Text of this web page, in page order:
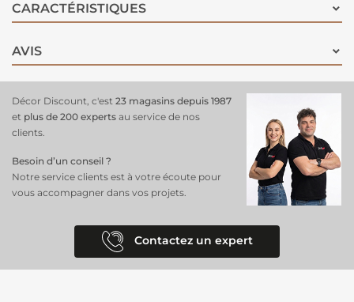
de table à tapisser, la colle se met directement sur le mur.
CARACTÉRISTIQUES
AVIS
Décor Discount, c'est 23 magasins depuis 1987
et plus de 200 experts au service de nos
clients.
Besoin d’un conseil ?
Notre service clients est à votre écoute pour
vous accompagner dans vos projets.
Contactez un expert